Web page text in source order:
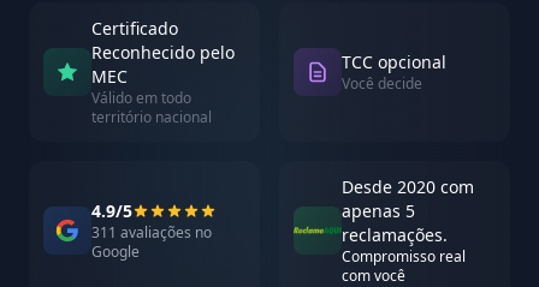
Certificado
Reconhecido pelo
MEC
Válido em todo
território nacional
TCC opcional
Você decide
4.9/5
311 avaliações no
Google
Desde 2020 com
apenas 5
reclamações.
Compromisso real
com você